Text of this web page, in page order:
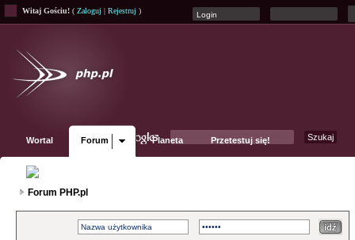
Witaj Gościu! ( Zaloguj | Rejestruj )
Wortal Forum Planeta Przetestuj się!
Forum PHP.pl